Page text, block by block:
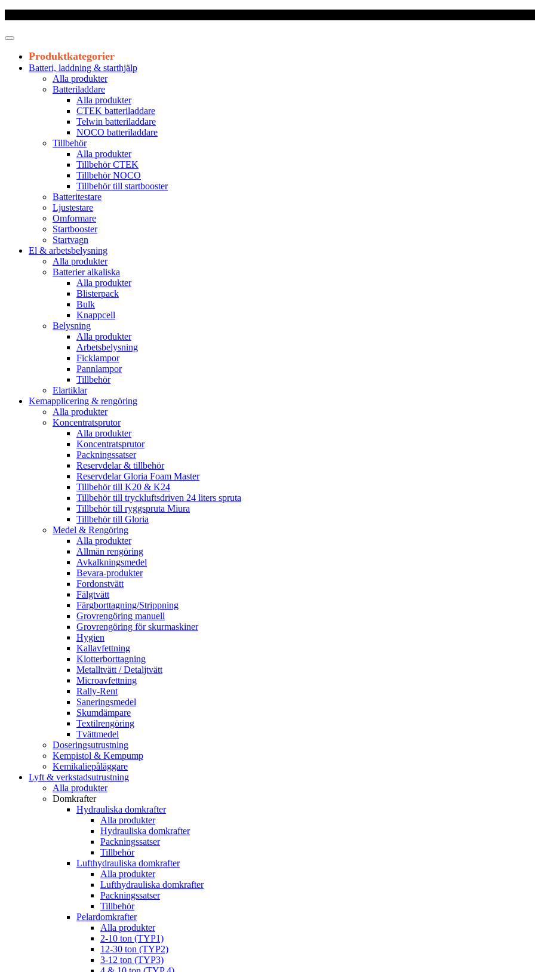
Produktkategorier
Batteri, laddning & starthjälp
Alla produkter
Batteriladdare
Alla produkter
CTEK batteriladdare
Telwin batteriladdare
NOCO batteriladdare
Tillbehör
Alla produkter
Tillbehör CTEK
Tillbehör NOCO
Tillbehör till startbooster
Batteritestare
Ljustestare
Omformare
Startbooster
Startvagn
El & arbetsbelysning
Alla produkter
Batterier alkaliska
Alla produkter
Blisterpack
Bulk
Knappcell
Belysning
Alla produkter
Arbetsbelysning
Ficklampor
Pannlampor
Tillbehör
Elartiklar
Kemapplicering & rengöring
Alla produkter
Koncentratsprutor
Alla produkter
Koncentratsprutor
Packningssatser
Reservdelar & tillbehör
Reservdelar Gloria Foam Master
Tillbehör till K20 & K24
Tillbehör till tryckluftsdriven 24 liters spruta
Tillbehör till ryggspruta Miura
Tillbehör till Gloria
Medel & Rengöring
Alla produkter
Allmän rengöring
Avkalkningsmedel
Bevara-produkter
Fordonstvätt
Fälgtvätt
Färgborttagning/Strippning
Grovrengöring manuell
Grovrengöring för skurmaskiner
Hygien
Kallavfettning
Klotterborttagning
Metalltvätt / Detaljtvätt
Microavfettning
Rally-Rent
Saneringsmedel
Skumdämpare
Textilrengöring
Tvättmedel
Doseringsutrustning
Kempistol & Kempump
Kemikaliepåläggare
Lyft & verkstadsutrustning
Alla produkter
Domkrafter
Hydrauliska domkrafter
Alla produkter
Hydrauliska domkrafter
Packningssatser
Tillbehör
Lufthydrauliska domkrafter
Alla produkter
Lufthydrauliska domkrafter
Packningssatser
Tillbehör
Pelardomkrafter
Alla produkter
2-10 ton (TYP1)
12-30 ton (TYP2)
3-12 ton (TYP3)